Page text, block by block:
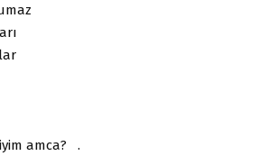
amca? .